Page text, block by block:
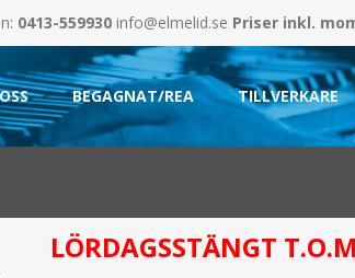
0413-559930 info@elmelid.se Priser inkl.
BEGAGNAT/REA TILLVERKARE
LÖRDAGSSTÄNGT